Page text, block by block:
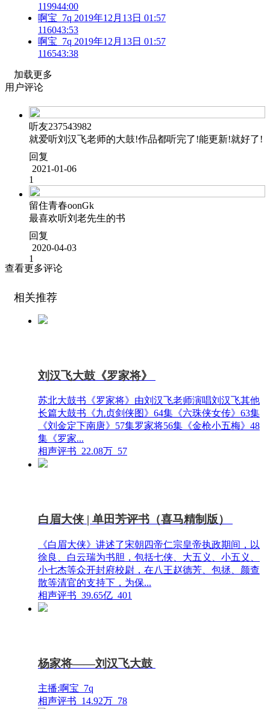
119944:00
啊宝_7q 2019年12月13日 01:57
116043:53
啊宝_7q 2019年12月13日 01:57
116543:38
加载更多
用户评论
听友237543982
就爱听刘汉飞老师的大鼓!作品都听完了!能更新!就好了!
回复
2021-01-06
1
留住青春oonGk
最喜欢听刘老先生的书
回复
2020-04-03
1
查看更多评论
相关推荐
刘汉飞大鼓《罗家将》
苏北大鼓书《罗家将》由刘汉飞老师演唱刘汉飞其他
长篇大鼓书《九贞剑侠图》64集《六珠侠女传》63集
《刘金定下南唐》57集罗家将56集《金枪小五梅》48
集《罗家...
相声评书 22.08万 57
白眉大侠 | 单田芳评书（喜马精制版）
《白眉大侠》讲述了宋朝四帝仁宗皇帝执政期间，以
徐良、白云瑞为书胆，包括七侠、大五义、小五义、
小七杰等众开封府校尉，在八王赵德芳、包拯、颜查
散等清官的支持下，为保...
相声评书 39.65亿 401
杨家将——刘汉飞大鼓
主播:啊宝_7q
相声评书 14.92万 78